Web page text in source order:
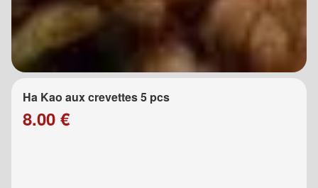
Ha Kao aux crevettes 5 pcs
8.00 €